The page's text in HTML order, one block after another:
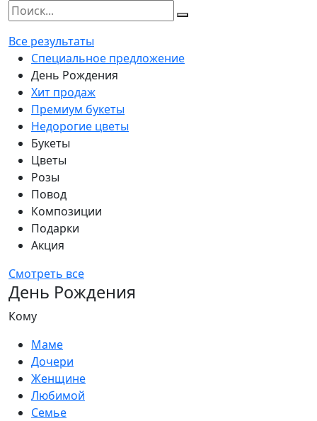
Все результаты
Специальное предложение
День Рождения
Хит продаж
Премиум букеты
Недорогие цветы
Букеты
Цветы
Розы
Повод
Композиции
Подарки
Акция
Смотреть все
День Рождения
Кому
Маме
Дочери
Женщине
Любимой
Семье